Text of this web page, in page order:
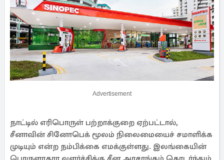
Advertisement
நாட்டில் எரிபொருள் பற்றாக்குறை ஏற்பட்டால்,
சீனாவின் சினோபெக் மூலம் நிலைமையைச் சமாளிக்க
முடியும் என்ற நம்பிக்கை எமக்குள்ளது. இலங்கையின்